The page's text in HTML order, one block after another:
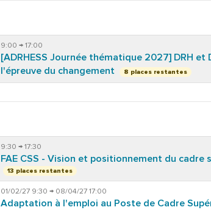
9:00 → 17:00
[ADRHESS Journée thématique 2027] DRH
l'épreuve du changement
8 places restantes
9:30 → 17:30
FAE CSS - Vision et positionnement du cadre
13 places restantes
01/02/27 9:30 → 08/04/27 17:00
Adaptation à l'emploi au Poste de Cadre